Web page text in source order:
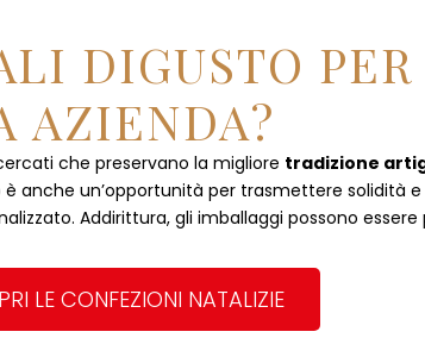
DIGUSTO
AZIENDA?
che preservano la migliore tradizione
anche un’opportunità per trasmettere solidità
Addirittura, gli imballaggi possono essere
LE CONFEZIONI NATALIZIE